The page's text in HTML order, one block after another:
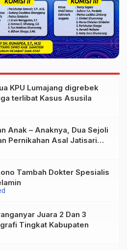
KPU Lumajang digrebek
terlibat Kasus Asusila
Anak – Anaknya, Dua Sejoli
Pernikahan Asal Jatisari
Madiun dan Maospati
Tambah Dokter Spesialis
Juara 2 Dan 3
Tingkat Kabupaten